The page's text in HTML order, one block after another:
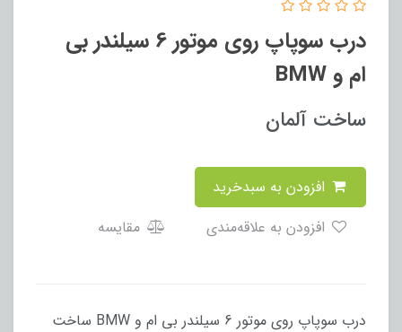
درب سوپاپ روی موتور 6 سیلندر بی
ام و BMW
ساخت آلمان
مقایسه
درب سوپاپ روی موتور 6 سیلندر بی ام و BMW ساخت